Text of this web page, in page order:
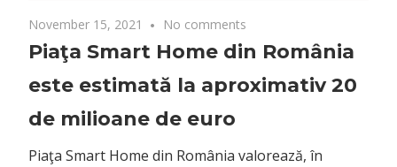
November 15, 2021 No comments
Piaţa Smart Home din România
este estimată la aproximativ 20
de milioane de euro
Piaţa Smart Home din România valorează, în